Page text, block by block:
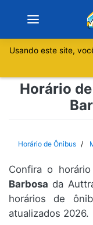
Sobre
Rio de
Espírito Santo
Usando este site,
Horário
Horário de Ônibus
Confira o
Barbosa da
horários de
atualizados 2026.